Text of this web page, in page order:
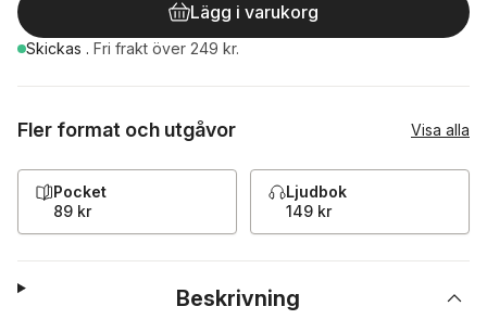
Lägg i varukorg
Skickas . Fri frakt över 249 kr.
Fler format och utgåvor Visa alla
Pocket
89 kr
Ljudbok
149 kr
Beskrivning